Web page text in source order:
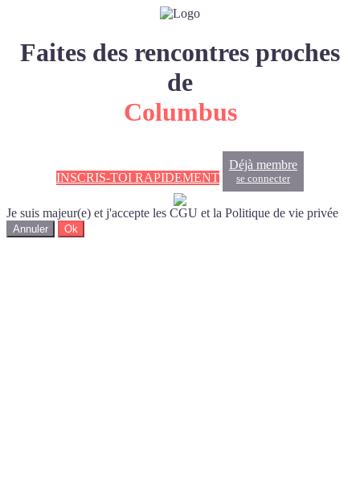
Faites des rencontres proches
de
Columbus
INSCRIS-TOI RAPIDEMENT
Déjà membre
se connecter
Je suis majeur(e) et j'accepte les CGU et la Politique de vie privée
Annuler Ok